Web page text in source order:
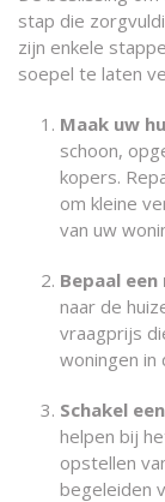
stap die
zijn enkele
soepel te laten
Maak uw
schoon,
kopers.
om kleine
van uw
Bepaal
naar de
vraagprijs
woningen in
Schakel
helpen bij
opstellen
begeleiden